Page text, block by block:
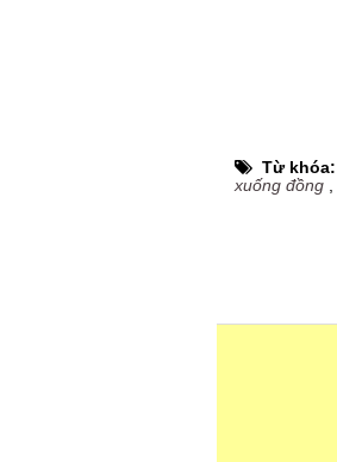
Từ khóa:
xuống đồng